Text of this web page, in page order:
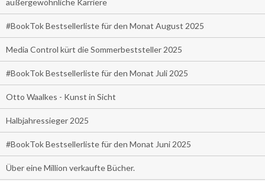
außergewöhnliche Karriere
#BookTok Bestsellerliste für den Monat August 2025
Media Control kürt die Sommerbeststeller 2025
#BookTok Bestsellerliste für den Monat Juli 2025
Otto Waalkes - Kunst in Sicht
Halbjahressieger 2025
#BookTok Bestsellerliste für den Monat Juni 2025
Über eine Million verkaufte Bücher.